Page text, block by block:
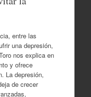
entre las
una depresión,
nos explica en
y ofrece
La depresión,
de crecer